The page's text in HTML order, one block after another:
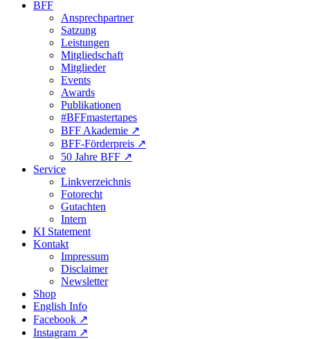
BFF
Ansprechpartner
Satzung
Leistungen
Mitgliedschaft
Mitglieder
Events
Awards
Publikationen
#BFFmastertapes
BFF Akademie ↗︎
BFF-Förderpreis ↗︎
50 Jahre BFF ↗︎
Service
Linkverzeichnis
Fotorecht
Gutachten
Intern
KI Statement
Kontakt
Impressum
Disclaimer
Newsletter
Shop
English Info
Facebook ↗︎
Instagram ↗︎